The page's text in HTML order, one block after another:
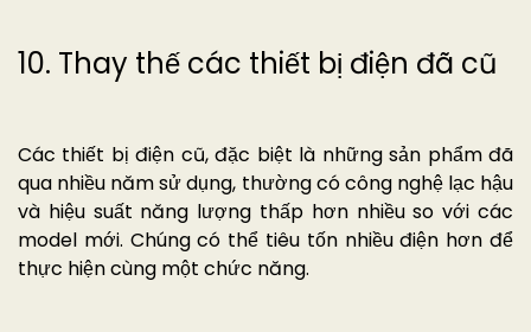
10. Thay thế các thiết bị điện đã cũ
Các thiết bị điện cũ, đặc biệt là những sản phẩm đã
qua nhiều năm sử dụng, thường có công nghệ lạc hậu
và hiệu suất năng lượng thấp hơn nhiều so với các
model mới. Chúng có thể tiêu tốn nhiều điện hơn để
thực hiện cùng một chức năng.